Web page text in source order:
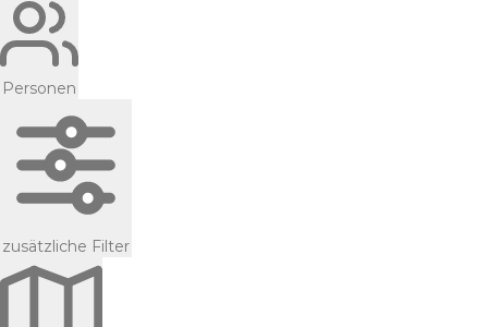
Personen
zusätzliche Filter